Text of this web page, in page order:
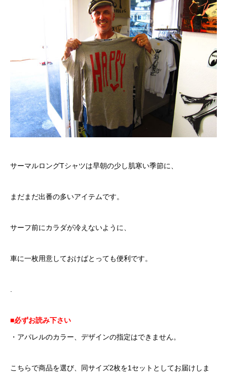
サーマルロングTシャツは早朝の少し肌寒い季節に、
まだまだ出番の多いアイテムです。
サーフ前にカラダが冷えないように、
車に一枚用意しておけばとっても便利です。
.
■必ずお読み下さい
・アパレルのカラー、デザインの指定はできません。
こちらで商品を選び、同サイズ2枚を1セットとしてお届けしま